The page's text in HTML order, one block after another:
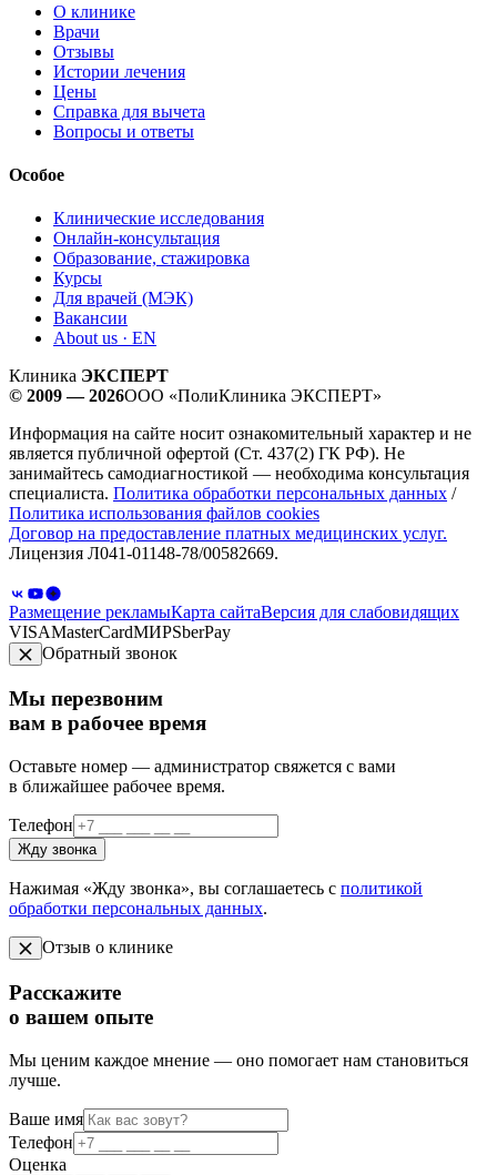
О клинике
Врачи
Отзывы
Истории лечения
Цены
Справка для вычета
Вопросы и ответы
Особое
Клинические исследования
Онлайн-консультация
Образование, стажировка
Курсы
Для врачей (МЭК)
Вакансии
About us · EN
Клиника ЭКСПЕРТ
© 2009 — 2026ООО «ПолиКлиника ЭКСПЕРТ»
Информация на сайте носит ознакомительный характер и не
является публичной офертой (Ст. 437(2) ГК РФ). Не
занимайтесь самодиагностикой — необходима консультация
специалиста. Политика обработки персональных данных /
Политика использования файлов cookies
Договор на предоставление платных медицинских услуг.
Лицензия Л041-01148-78/00582669.
Размещение рекламыКарта сайтаВерсия для слабовидящих
VISAMasterCardМИРSberPay
Обратный звонок
Мы перезвоним
вам в рабочее время
Оставьте номер — администратор свяжется с вами
в ближайшее рабочее время.
Телефон
Жду звонка
Нажимая «Жду звонка», вы соглашаетесь с политикой
обработки персональных данных.
Отзыв о клинике
Расскажите
о вашем опыте
Мы ценим каждое мнение — оно помогает нам становиться
лучше.
Ваше имя
Телефон
Оценка